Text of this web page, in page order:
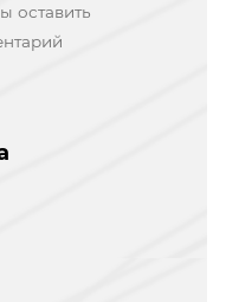
оставить